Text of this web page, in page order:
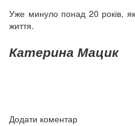
Уже минуло понад 20 років,
життя.
Катерина Мацик
Додати коментар